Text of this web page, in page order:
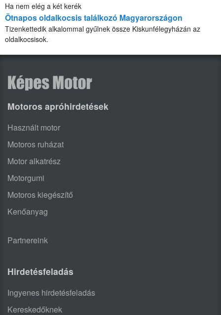
Ha nem elég a két kerék
Ötnapos oldalkocsis találkozó Magyarországon
Tizenkettedik alkalommal gyűlnek össze Kiskunfélegyházán az
oldalkocsisok.
Motoros apróhirdetések
Használt motor
Motoros ruházat
Motor alkatrész
Motorgumi
Motoros kiegészítő
Kenőanyag
Partnereink
Hirdetésfeladás
Ingyenes hirdetésfeladás
Kereskedőknek